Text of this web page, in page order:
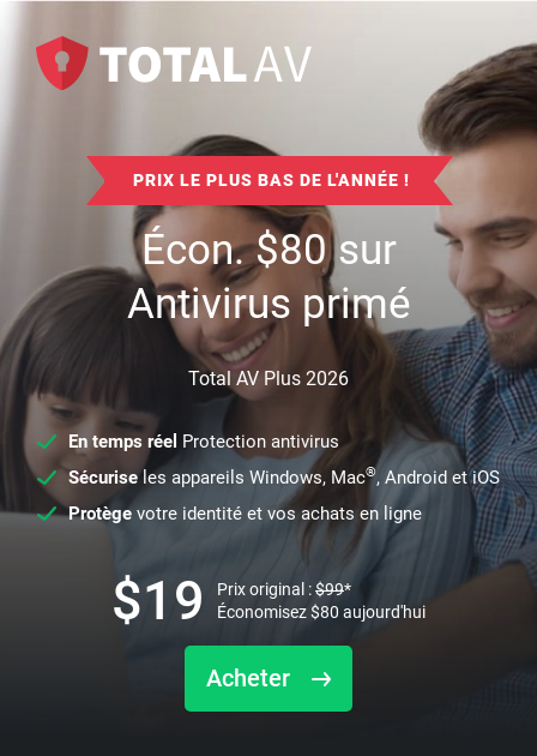
PRIX LE PLUS BAS DE L'ANNÉE !
Écon.$80sur
Antivirus primé
Total AV Plus 2026
En temps réel Protection antivirus
Sécuriseles appareils Windows, Mac®, Android et iOS
Protège votre identité et vos achats en ligne
Acheter
$19 Prix original :$99*
Économisez$80 aujourd'hui